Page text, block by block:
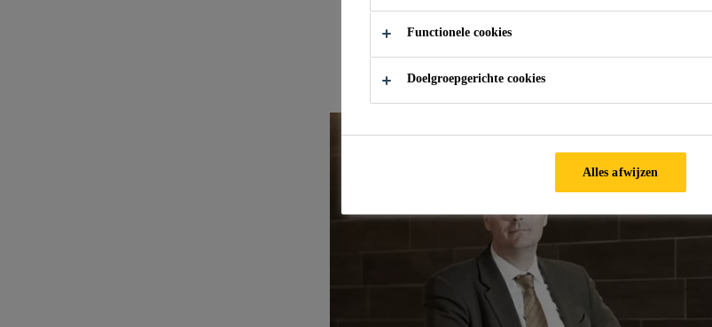
Directiewisseling
Functionele cookies
Doelgroepgerichte cookies
Alles afwijzen